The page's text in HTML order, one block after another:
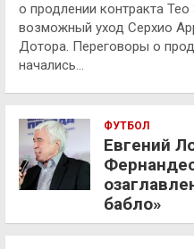
о продлении контракта
возможный уход Серхио
Дотора. Переговоры о
начались…
ФУТБОЛ
Евгений
бабло»